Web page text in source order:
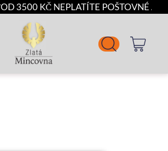
OD 3500 KČ NEPLATÍTE POŠTOVNÉ A